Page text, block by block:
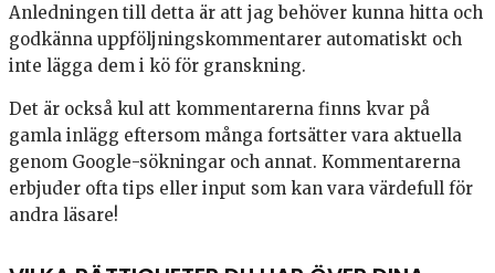
Anledningen till detta är att jag behöver kunna hitta och
godkänna uppföljningskommentarer automatiskt och
inte lägga dem i kö för granskning.
Det är också kul att kommentarerna finns kvar på
gamla inlägg eftersom många fortsätter vara aktuella
genom Google-sökningar och annat. Kommentarerna
erbjuder ofta tips eller input som kan vara värdefull för
andra läsare!